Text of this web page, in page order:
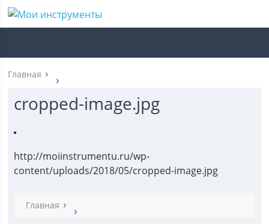
Главная
cropped-image.jpg
http://moiinstrumentu.ru/wp-
content/uploads/2018/05/cropped-image.jpg
Главная